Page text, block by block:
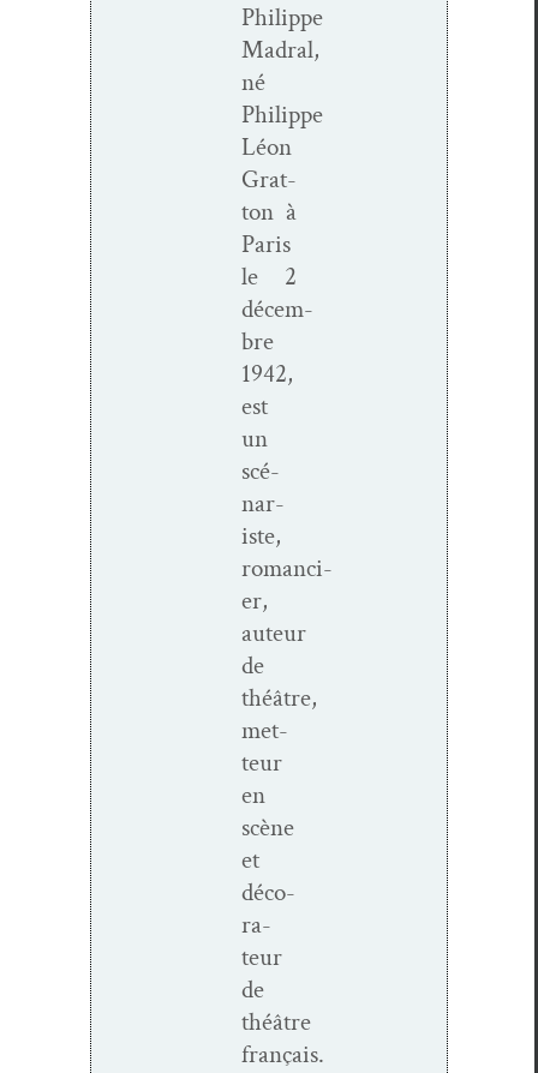
Philippe
Madral,
né
Philippe
Léon
Grat­
ton à
Paris
le 2
décem­
bre
1942,
est
un
scé­
nar­
iste,
romanci­
er,
auteur
de
théâtre,
met­
teur
en
scène
et
déco­
ra­
teur
de
théâtre
français.